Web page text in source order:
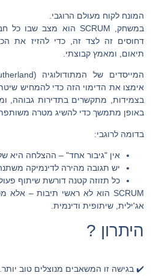
המונח לקוח מעולם הרוגבי.
במשחק, SCRUM הוא מצב שבו כל
דחוסים זה לצד זה, כדי להזיז את
תיאום, ומאמץ קבוצתי.
אימצו את הדימוי הזה כדי להמחיש
בצמידות, מתקשרים בתדירות גבוהה,
באופן מתמשך כדי להשיג מטרה
בדומה לרוגבי:
אין "גיבור אחד" – ההצלחה היא
יש תגובה מהירה לדינמיקה
כל תזוזה קטנה דורשת שיתוף
SCRUM הוא לא ראשי תיבות – אלא
אג'ילית, שיתופית ודינמית.
היתרון ?
✔️ בגישה זו המשאבים מנוצלים טוב יותר.